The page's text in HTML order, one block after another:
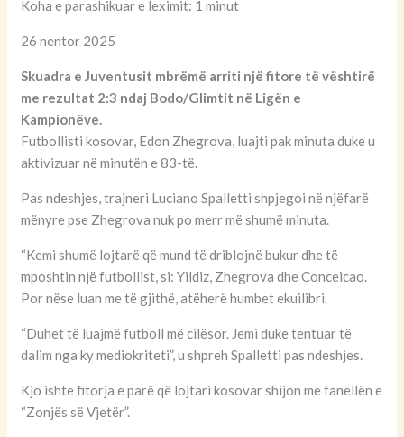
Koha e parashikuar e leximit: 1 minut
26 nentor 2025
Skuadra e Juventusit mbrëmë arriti një fitore të vështirë
me rezultat 2:3 ndaj Bodo/Glimtit në Ligën e
Kampionëve.
Futbollisti kosovar, Edon Zhegrova, luajti pak minuta duke u
aktivizuar në minutën e 83-të.
Pas ndeshjes, trajneri Luciano Spalletti shpjegoi në njëfarë
mënyre pse Zhegrova nuk po merr më shumë minuta.
“Kemi shumë lojtarë që mund të driblojnë bukur dhe të
mposhtin një futbollist, si: Yildiz, Zhegrova dhe Conceicao.
Por nëse luan me të gjithë, atëherë humbet ekuilibri.
“Duhet të luajmë futboll më cilësor. Jemi duke tentuar të
dalim nga ky mediokriteti”, u shpreh Spalletti pas ndeshjes.
Kjo ishte fitorja e parë që lojtari kosovar shijon me fanellën e
“Zonjës së Vjetër”.